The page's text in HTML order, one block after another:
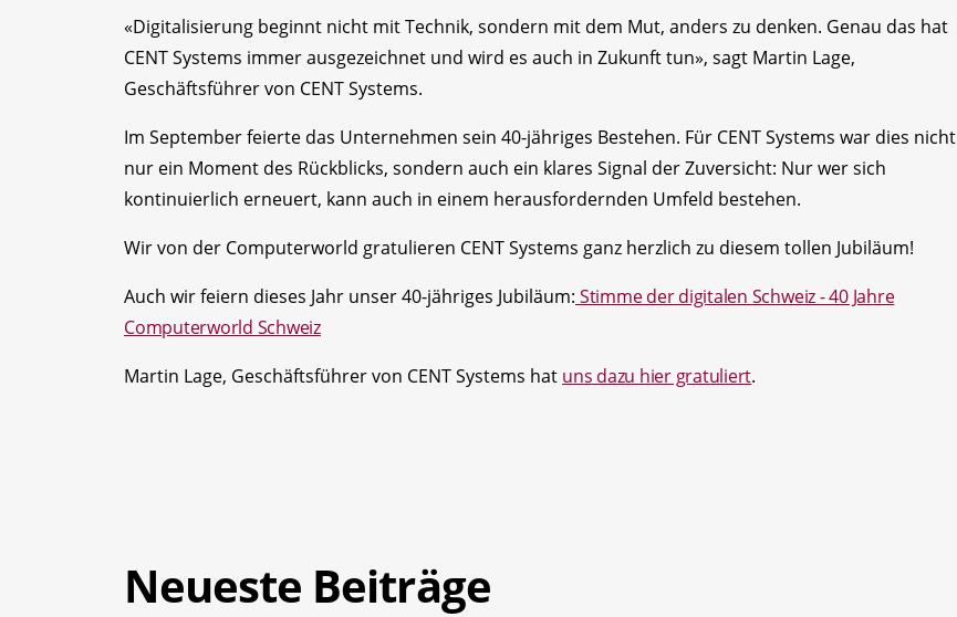
«Digitalisierung beginnt nicht mit Technik, sondern mit dem Mut, anders zu denken. Genau das hat
CENT Systems immer ausgezeichnet und wird es auch in Zukunft tun», sagt Martin Lage,
Geschäftsführer von CENT Systems.
Im September feierte das Unternehmen sein 40-jähriges Bestehen. Für CENT Systems war dies nicht
nur ein Moment des Rückblicks, sondern auch ein klares Signal der Zuversicht: Nur wer sich
kontinuierlich erneuert, kann auch in einem herausfordernden Umfeld bestehen.
Wir von der Computerworld gratulieren CENT Systems ganz herzlich zu diesem tollen Jubiläum!
Auch wir feiern dieses Jahr unser 40-jähriges Jubiläum: Stimme der digitalen Schweiz - 40 Jahre
Computerworld Schweiz
Martin Lage, Geschäftsführer von CENT Systems hat uns dazu hier gratuliert.
Neueste Beiträge